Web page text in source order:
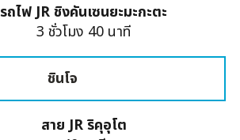
รถไฟ JR ชิงคันเซนยะมะกะตะ
3 ชั่วโมง 40 นาที
ชินโจ
สาย JR ริคุอุโต